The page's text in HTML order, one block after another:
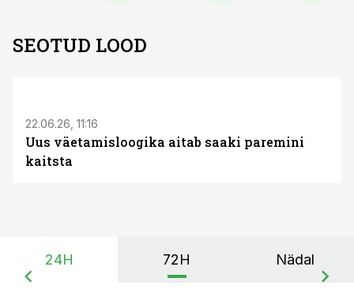
SEOTUD LOOD
22.06.26, 11:16
Uus väetamisloogika aitab saaki paremini
kaitsta
24H 72H Nädal